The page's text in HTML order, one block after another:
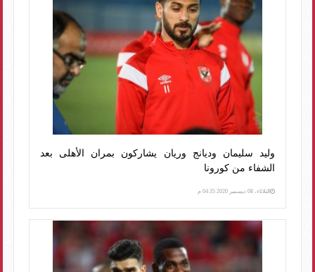
وليد سليمان وديانج وريان يشاركون بمران الأهلى بعد
الشفاء من كورونا
الثلاثاء، 08 ديسمبر 2020 04:35 م